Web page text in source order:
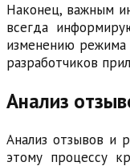
Наконец, важным
всегда
изменению режима
разработчиков
Анализ
Анализ отзывов и
этому процессу